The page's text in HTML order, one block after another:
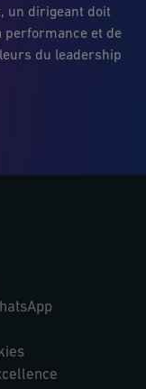
un dirigeant doit
performance et de
du leadership